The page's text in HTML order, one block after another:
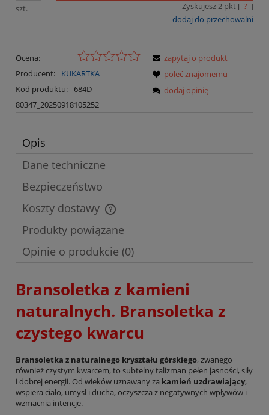
szt. Zyskujesz2pkt [ ? ]
dodaj do przechowalni
Ocena:
Producent:
KUKARTKA
Kod produktu:
684D-
80347_20250918105252
zapytaj o produkt
poleć znajomemu
dodaj opinię
Opis
Dane techniczne
Bezpieczeństwo
Koszty dostawy
Cena nie zawiera ewentualnych kosztów płatności
Produkty powiązane
Opinie o produkcie (0)
Bransoletka z kamieni
naturalnych. Bransoletka z
czystego kwarcu
Bransoletka z naturalnego kryształu górskiego, zwanego
również czystym kwarcem, to subtelny talizman pełen jasności, siły
i dobrej energii. Od wieków uznawany za kamień uzdrawiający,
wspiera ciało, umysł i ducha, oczyszcza z negatywnych wpływów i
wzmacnia intencje.